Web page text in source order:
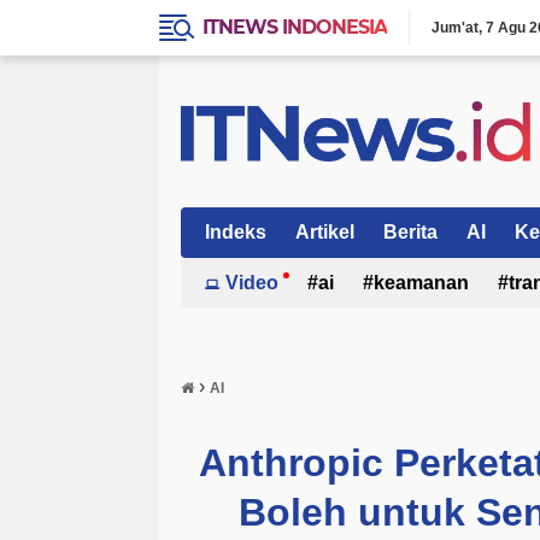
ITNEWS INDONESIA Jum'at 7 Agu
Indeks Artikel Berita AI
Video ai keamanan
› AI
Anthropic
Boleh untuk